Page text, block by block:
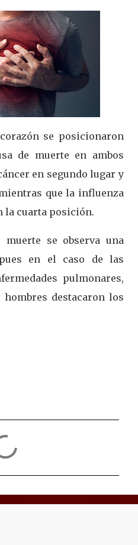
se posicionaron
de muerte en ambos
en segundo lugar y
que la influenza
la cuarta posición.
se observa una
en el caso de las
pulmonares,
destacaron los